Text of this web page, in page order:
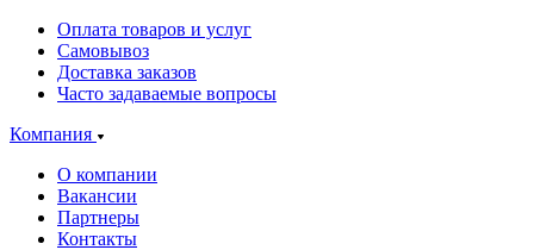
Оплата товаров и услуг
Самовывоз
Доставка заказов
Часто задаваемые вопросы
Компания
О компании
Вакансии
Партнеры
Контакты